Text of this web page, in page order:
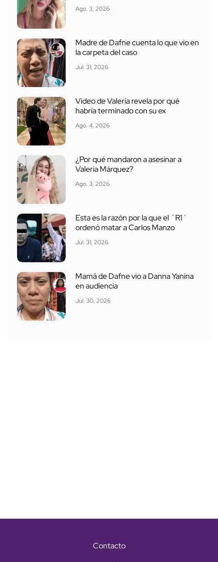
Ago. 3, 2026
Madre de Dafne cuenta lo que vio en
la carpeta del caso
Jul. 31, 2026
Video de Valeria revela por qué
habría terminado con su ex
Ago. 4, 2026
¿Por qué mandaron a asesinar a
Valeria Márquez?
Ago. 3, 2026
Esta es la razón por la que el ´R1´
ordenó matar a Carlos Manzo
Jul. 31, 2026
Mamá de Dafne vio a Danna Yanina
en audiencia
Jul. 30, 2026
Contacto